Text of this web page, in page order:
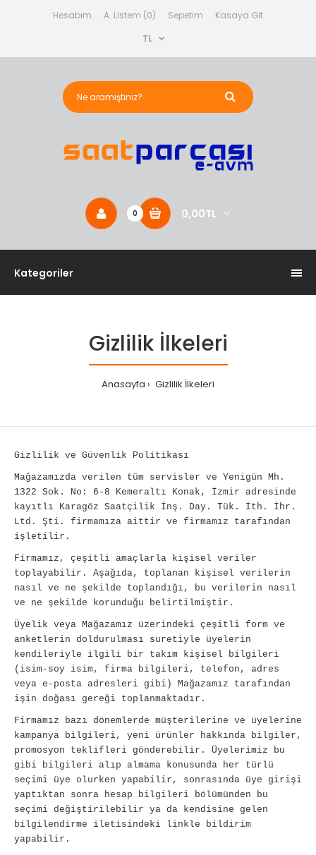
Hesabım A. Listem (0) Sepetim
Kasaya Git
TL
0 0,00TL
Kategoriler
Gizlilik İlkeleri
Anasayfa Gizlilik İlkeleri
Gizlilik ve Güvenlik Politikası
Mağazamızda verilen tüm servisler ve Yenigün Mh.
1322 Sok. No: 6-8 Kemeraltı Konak, İzmir adresinde
kayıtlı Karagöz Saatçilik İnş. Day. Tük. İth. İhr.
Ltd. Şti. firmamıza aittir ve firmamız tarafından
işletilir.
Firmamız, çeşitli amaçlarla kişisel veriler
toplayabilir. Aşağıda, toplanan kişisel verilerin
nasıl ve ne şekilde toplandığı, bu verilerin nasıl
ve ne şekilde korunduğu belirtilmiştir.
Üyelik veya Mağazamız üzerindeki çeşitli form ve
anketlerin doldurulması suretiyle üyelerin
kendileriyle ilgili bir takım kişisel bilgileri
(isim-soy isim, firma bilgileri, telefon, adres
veya e-posta adresleri gibi) Mağazamız tarafından
işin doğası gereği toplanmaktadır.
Firmamız bazı dönemlerde müşterilerine ve üyelerine
kampanya bilgileri, yeni ürünler hakkında bilgiler,
promosyon teklifleri gönderebilir. Üyelerimiz bu
gibi bilgileri alıp almama konusunda her türlü
seçimi üye olurken yapabilir, sonrasında üye girişi
yaptıktan sonra hesap bilgileri bölümünden bu
seçimi değiştirilebilir ya da kendisine gelen
bilgilendirme iletisindeki linkle bildirim
yapabilir.